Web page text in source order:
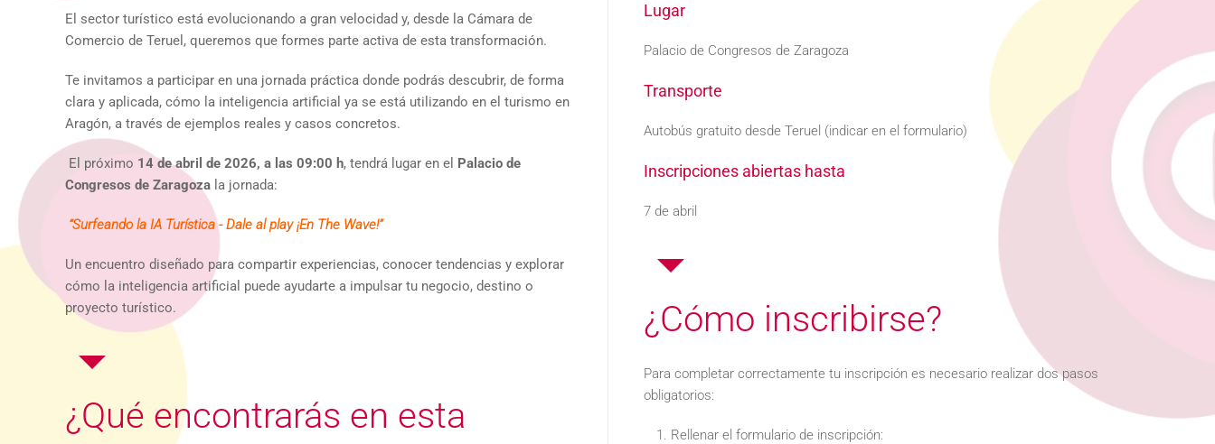
El sector turístico está evolucionando a gran velocidad y, desde la Cámara de
Comercio de Teruel, queremos que formes parte activa de esta transformación.
Te invitamos a participar en una jornada práctica donde podrás descubrir, de forma
clara y aplicada, cómo la inteligencia artificial ya se está utilizando en el turismo en
Aragón, a través de ejemplos reales y casos concretos.
El próximo 14 de abril de 2026, a las 09:00 h, tendrá lugar en el Palacio de
Congresos de Zaragoza la jornada:
“Surfeando la IA Turística - Dale al play ¡En The Wave!”
Un encuentro diseñado para compartir experiencias, conocer tendencias y explorar
cómo la inteligencia artificial puede ayudarte a impulsar tu negocio, destino o
proyecto turístico.
¿Qué encontrarás en esta
Lugar
Palacio de Congresos de Zaragoza
Transporte
Autobús gratuito desde Teruel (indicar en el formulario)
Inscripciones abiertas hasta
7 de abril
¿Cómo inscribirse?
Para completar correctamente tu inscripción es necesario realizar dos pasos
obligatorios:
Rellenar el formulario de inscripción: